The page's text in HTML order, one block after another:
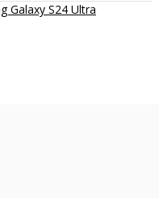
Galaxy S24 Ultra